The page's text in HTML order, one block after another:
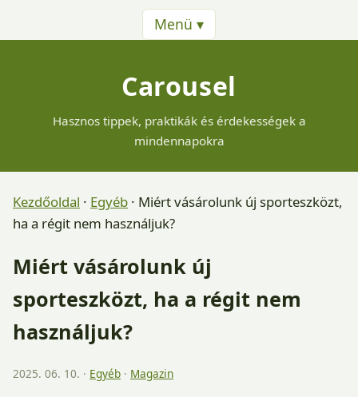
Menü ▾
Carousel
Hasznos tippek, praktikák és érdekességek a
mindennapokra
Kezdőoldal · Egyéb · Miért vásárolunk új sporteszközt,
ha a régit nem használjuk?
Miért vásárolunk új
sporteszközt, ha a régit nem
használjuk?
2025. 06. 10. · Egyéb · Magazin